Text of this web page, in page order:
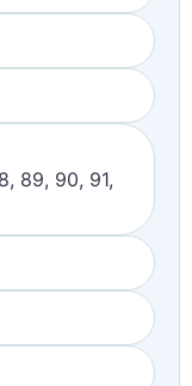
89, 90, 91,